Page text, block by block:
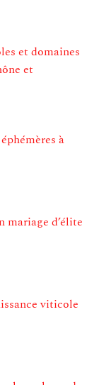
et domaines
et
à
mariage d’élite
viticole